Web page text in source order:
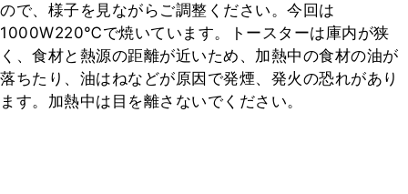
ので、様子を見ながらご調整ください。今回は
1000W220℃で焼いています。トースターは庫内が狭
く、食材と熱源の距離が近いため、加熱中の食材の油が
落ちたり、油はねなどが原因で発煙、発火の恐れがあり
ます。加熱中は目を離さないでください。